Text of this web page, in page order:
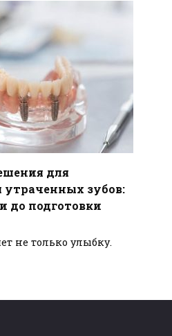
для
утраченных зубов:
до подготовки
не только улыбку.